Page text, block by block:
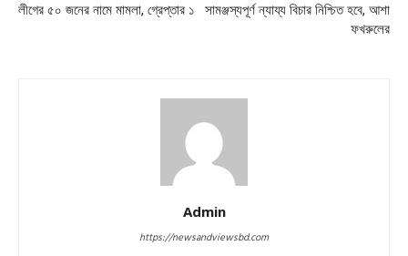
লীগের ৫০ জনের নামে মামলা, গ্রেপ্তার ১
সামঞ্জস্যপূর্ণ ন্যায্য বিচার নিশ্চিত হবে, আশা
ফখরুলের
Admin
https://newsandviewsbd.com